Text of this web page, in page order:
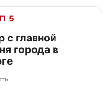
5
с главной
города в